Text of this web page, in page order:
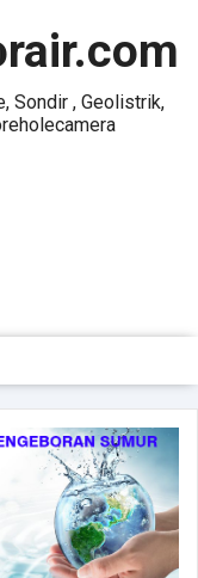
Sondir , Geolistrik,